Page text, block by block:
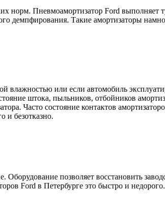
норм. Пневмоамортизатор Ford
демпфирования. Такие амортизаторы
влажностью или если автомобиль
штока, пыльников, отбойников
Часто состояние контактов
и безотказно.
позволяет восстановить
Ford в Петербурге это быстро и недорого.